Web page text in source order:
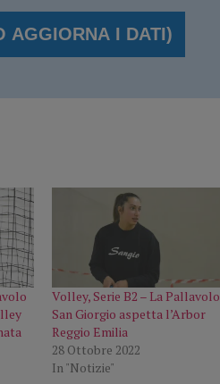
Volley, Serie B2 – La Pallavolo
San Giorgio aspetta l’Arbor
Reggio Emilia
28 Ottobre 2022
In "Notizie"